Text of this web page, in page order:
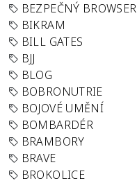
BEZPEČNÝ BROWSER
BIKRAM
BILL GATES
BJJ
BLOG
BOBRONUTRIE
BOJOVÉ UMĚNÍ
BOMBARDÉR
BRAMBORY
BRAVE
BROKOLICE